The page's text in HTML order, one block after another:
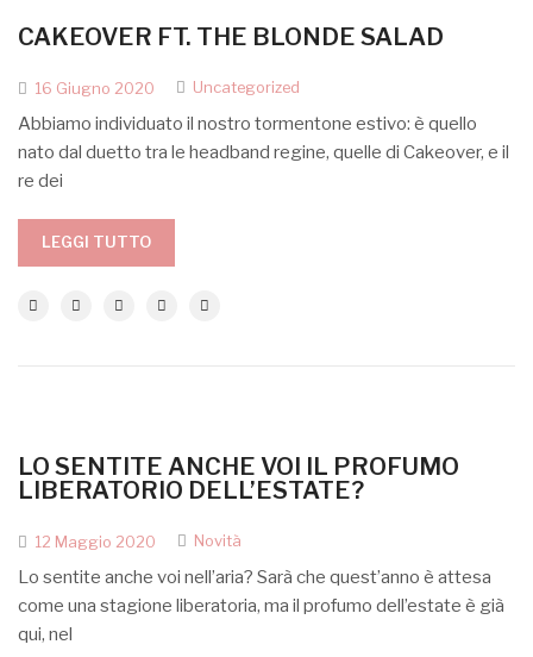
CAKEOVER FT. THE BLONDE SALAD
16 Giugno 2020 Uncategorized
Abbiamo individuato il nostro tormentone estivo: è quello
nato dal duetto tra le headband regine, quelle di Cakeover, e il
re dei
LEGGI TUTTO
LO SENTITE ANCHE VOI IL PROFUMO
LIBERATORIO DELL’ESTATE?
12 Maggio 2020 Novità
Lo sentite anche voi nell’aria? Sarà che quest’anno è attesa
come una stagione liberatoria, ma il profumo dell’estate è già
qui, nel